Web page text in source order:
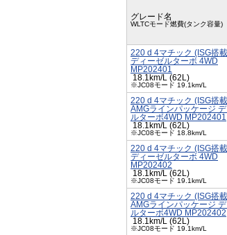
グレード名
WLTCモード燃費(タンク容量)
220 d 4マチック (ISG搭
ディーゼルターボ 4WD
MP202401
18.1km/L (62L)
※JC08モード 19.1km/L
220 d 4マチック (ISG搭
AMGラインパッケージ
ルターボ4WD MP202401
18.1km/L (62L)
※JC08モード 18.8km/L
220 d 4マチック (ISG搭
ディーゼルターボ 4WD
MP202402
18.1km/L (62L)
※JC08モード 19.1km/L
220 d 4マチック (ISG搭
AMGラインパッケージ
ルターボ4WD MP202402
18.1km/L (62L)
※JC08モード 19.1km/L